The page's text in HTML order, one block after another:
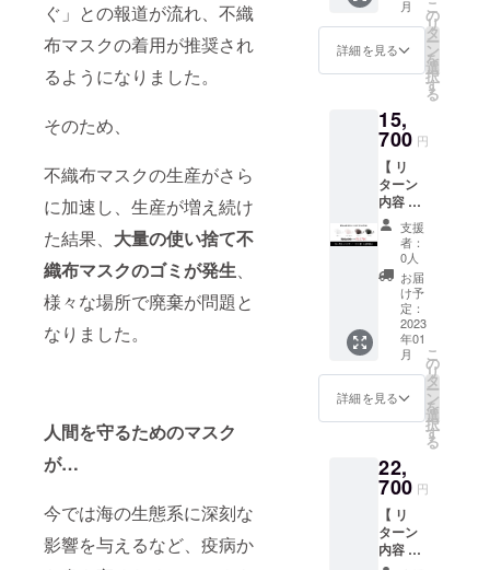
ぐ」との報道が流れ、不織
布マスクの着用が推奨され
るようになりました。
そのため、
不織布マスクの生産がさら
に加速し、生産が増え続け
た結果、 大量の使い捨て不
織布マスクのゴミが発生、
様々な場所で廃棄が問題と
なりました。
人間を守るためのマスク
が…
今では海の生態系に深刻な
影響を与えるなど、疫病か
スパン
ス12%
中側：
ス100%
内側：
ナイロ
ン
81%・
スパン
デック
ス19%
アジャ
ス
ター：
金具 【
購入に
ついて
】 ■同
なるカ
ラーや
する場
合は
別々の
決済を
お願い
いたし
21・
17・14-
24 ※XL
め、記
載の採
告なく
変更に
なる場
合がご
ざいま
材 】 外
側：ポ
リエス
テル
88%・
スパン
ス12%
中側：
ス100%
内側：
ナイロ
ン
81%・
スパン
ブラッ
ク 【 サ
イズ 】
スター
(cm)
Ｓ ：
16.4・
12・12-
21
Ｍ ：
17・
14・13-
22
Ｌ ：
19・
16・14-
24 Ｘ
Ｌ：
21・
17・14-
発のた
め、記
寸が予
告なく
変更に
価格 】
15450
円 →
12200
円 ※通
価格で
はなく
クラウ
ドファ
ンディ
ング特
別価格
【 カ
ラー 】
ホワイ
ト／ベ
ビーピ
ンク／
ブラウ
ン／ブ
ラック
【 サイ
ジャス
ター
(cm)
Ｓ ：
16.4・
12・12-
月
詳細を見る
こ
の
リ
タ
ー
ン
を
選
択
す
る
15,
700 円
【 リ
ターン
内容 】
ナチュ
ラルラ
テック
スマス
ク（２
０枚＋
送料
込） 【
価格 】
20400
円 →
15700
円 ※通
価格で
はなく
クラウ
ドファ
ンディ
ング特
支援
者：
0人
お届
け予
定：
2023
年01
月
詳細を見る
こ
の
リ
タ
ー
ン
を
選
択
す
る
22,
700 円
【 リ
ターン
内容 】